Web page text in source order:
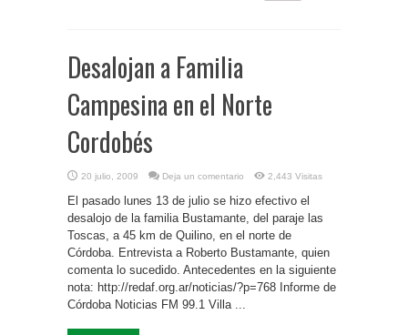
Desalojan a Familia
Campesina en el Norte
Cordobés
20 julio, 2009 Deja un comentario 2,443 Visitas
El pasado lunes 13 de julio se hizo efectivo el
desalojo de la familia Bustamante, del paraje las
Toscas, a 45 km de Quilino, en el norte de
Córdoba. Entrevista a Roberto Bustamante, quien
comenta lo sucedido. Antecedentes en la siguiente
nota: http://redaf.org.ar/noticias/?p=768 Informe de
Córdoba Noticias FM 99.1 Villa ...